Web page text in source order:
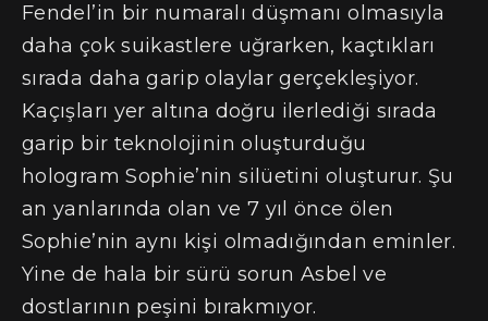
Fendel’in bir numaralı düşmanı olmasıyla
daha çok suikastlere uğrarken, kaçtıkları
sırada daha garip olaylar gerçekleşiyor.
Kaçışları yer altına doğru ilerlediği sırada
garip bir teknolojinin oluşturduğu
hologram Sophie’nin silüetini oluşturur. Şu
an yanlarında olan ve 7 yıl önce ölen
Sophie’nin aynı kişi olmadığından eminler.
Yine de hala bir sürü sorun Asbel ve
dostlarının peşini bırakmıyor.